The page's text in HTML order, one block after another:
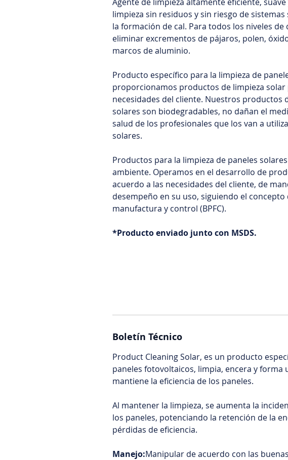
limpieza sin residuos y sin riesgo de
la formación de cal. Para todos los niveles de
eliminar excrementos de pájaros, polen,
marcos de aluminio.
Producto específico para la limpieza de
proporcionamos productos de limpieza solar
necesidades del cliente. Nuestros productos
solares son biodegradables, no dañan el
salud de los profesionales que los van a
solares.
Productos para la limpieza de paneles
ambiente. Operamos en el desarrollo de
acuerdo a las necesidades del cliente, de
desempeño en su uso, siguiendo el
manufactura y control (BPFC).
*Producto enviado junto con MSDS.
Boletín Técnico
Product Cleaning Solar, es un producto
paneles fotovoltaicos, limpia, encera y forma
mantiene la eficiencia de los paneles.
Al mantener la limpieza, se aumenta la
los paneles, potenciando la retención de la
pérdidas de eficiencia.
Manejo:Manipular de acuerdo con las